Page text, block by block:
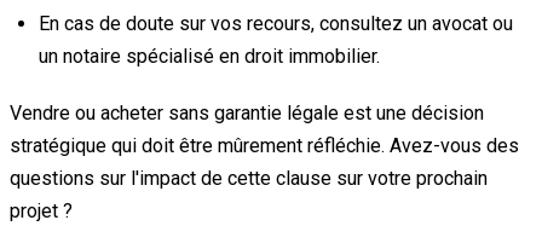
En cas de doute sur vos recours, consultez un avocat ou
un notaire spécialisé en droit immobilier.
Vendre ou acheter sans garantie légale est une décision
stratégique qui doit être mûrement réfléchie. Avez-vous des
questions sur l'impact de cette clause sur votre prochain
projet ?